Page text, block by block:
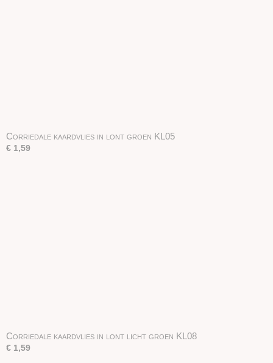
Corriedale kaardvlies in lont groen KL05
€ 1,59
Corriedale kaardvlies in lont licht groen KL08
€ 1,59